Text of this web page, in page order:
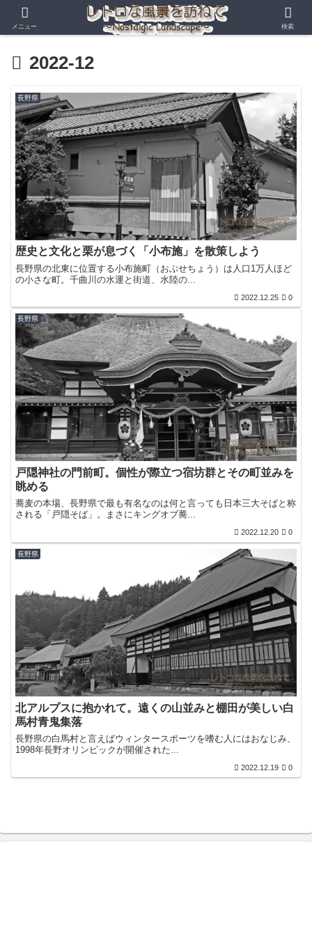
2022-12
長野県
歴史と文化と栗が息づく「小布施」を散策しよう
長野県の北東に位置する小布施町（おぶせちょう）は人口1万人ほど
の小さな町。千曲川の水運と街道、水陸の...
2022.12.25 0
長野県
戸隠神社の門前町。個性が際立つ宿坊群とその町並みを
眺める
蕎麦の本場、長野県で最も有名なのは何と言っても日本三大そばと称
される「戸隠そば」。まさにキングオブ蕎...
2022.12.20 0
長野県
北アルプスに抱かれて。遠くの山並みと棚田が美しい白
馬村青鬼集落
長野県の白馬村と言えばウィンタースポーツを嗜む人にはおなじみ、
1998年長野オリンピックが開催された...
2022.12.19 0
メニュー 検索